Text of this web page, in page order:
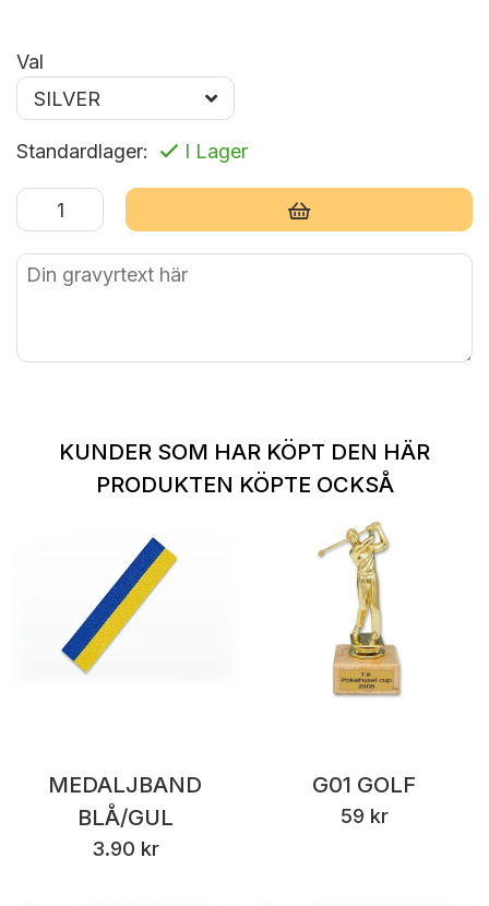
Val
Standardlager: I Lager
Lägg i varukorg
KUNDER SOM HAR KÖPT DEN HÄR
PRODUKTEN KÖPTE OCKSÅ
MEDALJBAND
BLÅ/GUL
3.90 kr
G01 GOLF
59 kr